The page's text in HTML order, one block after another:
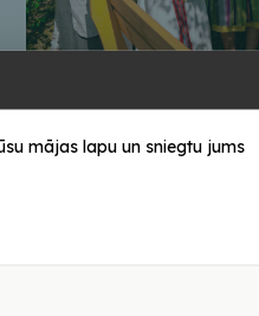
mājas lapu un sniegtu jums